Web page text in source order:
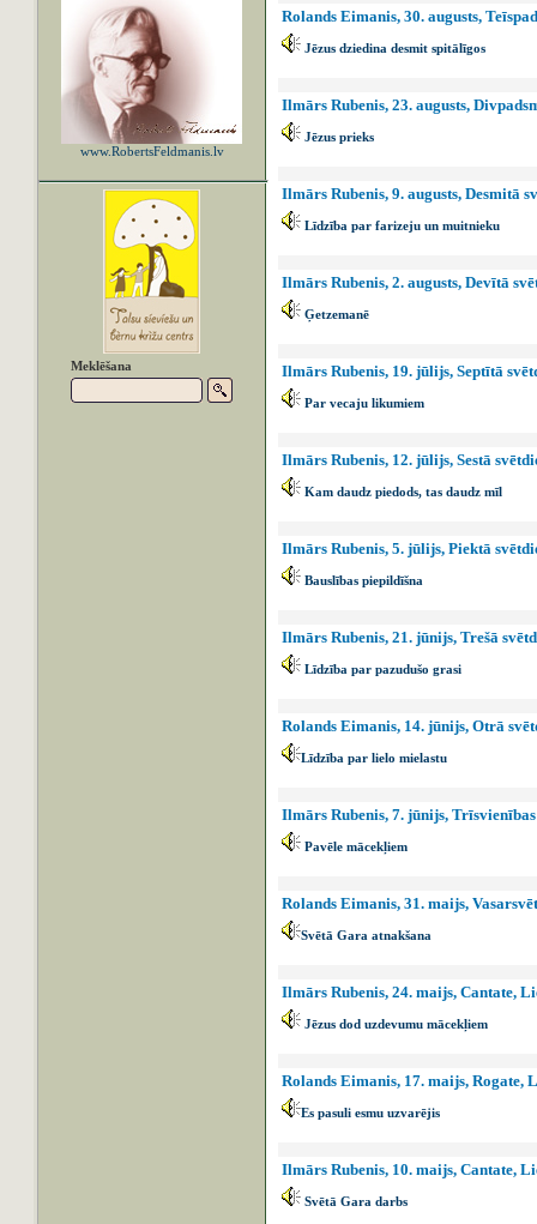
www.RobertsFeldmanis.lv
Meklēšana
Rolands Eimanis, 30. augusts,
Jēzus dziedina desmit spitālīgos
Ilmārs Rubenis, 23. augusts,
Jēzus prieks
Ilmārs Rubenis, 9. augusts, Desmitā
Līdzība par farizeju un muitnieku
Ilmārs Rubenis, 2. augusts, Devītā
Ģetzemanē
Ilmārs Rubenis, 19. jūlijs, Septītā
Par vecaju likumiem
Ilmārs Rubenis, 12. jūlijs, Sestā
Kam daudz piedods, tas daudz mīl
Ilmārs Rubenis, 5. jūlijs, Piektā
Bauslības piepildīšna
Ilmārs Rubenis, 21. jūnijs, Trešā
Līdzība par pazudušo grasi
Rolands Eimanis, 14. jūnijs, Otrā
Līdzība par lielo mielastu
Ilmārs Rubenis, 7. jūnijs,
Pavēle mācekļiem
Rolands Eimanis, 31. maijs,
Svētā Gara atnakšana
Ilmārs Rubenis, 24. maijs, Cantate,
Jēzus dod uzdevumu mācekļiem
Rolands Eimanis, 17. maijs, Rogate,
Es pasuli esmu uzvarējis
Ilmārs Rubenis, 10. maijs, Cantate,
Svētā Gara darbs